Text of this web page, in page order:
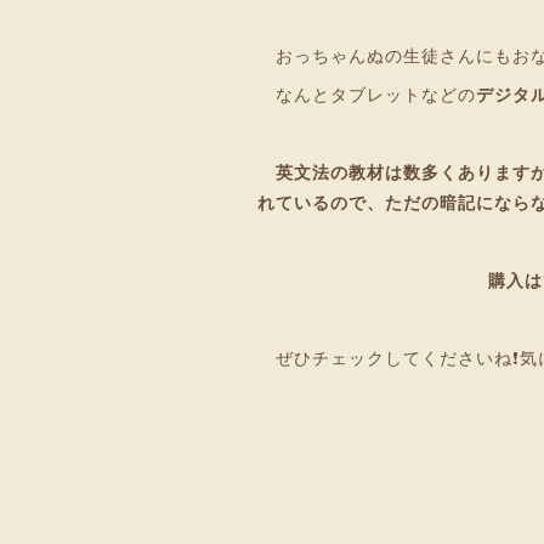
おっちゃんぬの生徒さんにもお
なんとタブレットなどのデジタ
英文法の教材は数多くあります
れているので、ただの暗記になら
購入は
ぜひチェックしてくださいね❗